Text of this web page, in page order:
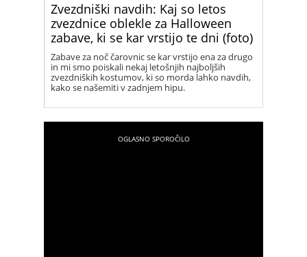
Zvezdniški navdih: Kaj so letos
zvezdnice oblekle za Halloween
zabave, ki se kar vrstijo te dni (foto)
Zabave za noč čarovnic se kar vrstijo ena za drugo
in mi smo poiskali nekaj letošnjih najboljših
zvezdniških kostumov, ki so morda lahko navdih,
kako se našemiti v zadnjem hipu.